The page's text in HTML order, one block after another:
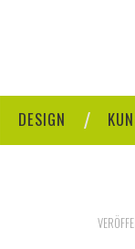
DESIGN